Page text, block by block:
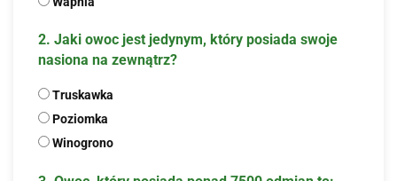
2. Jaki owoc jest jedynym, który posiada swoje
nasiona na zewnątrz?
Truskawka
Poziomka
Winogrono